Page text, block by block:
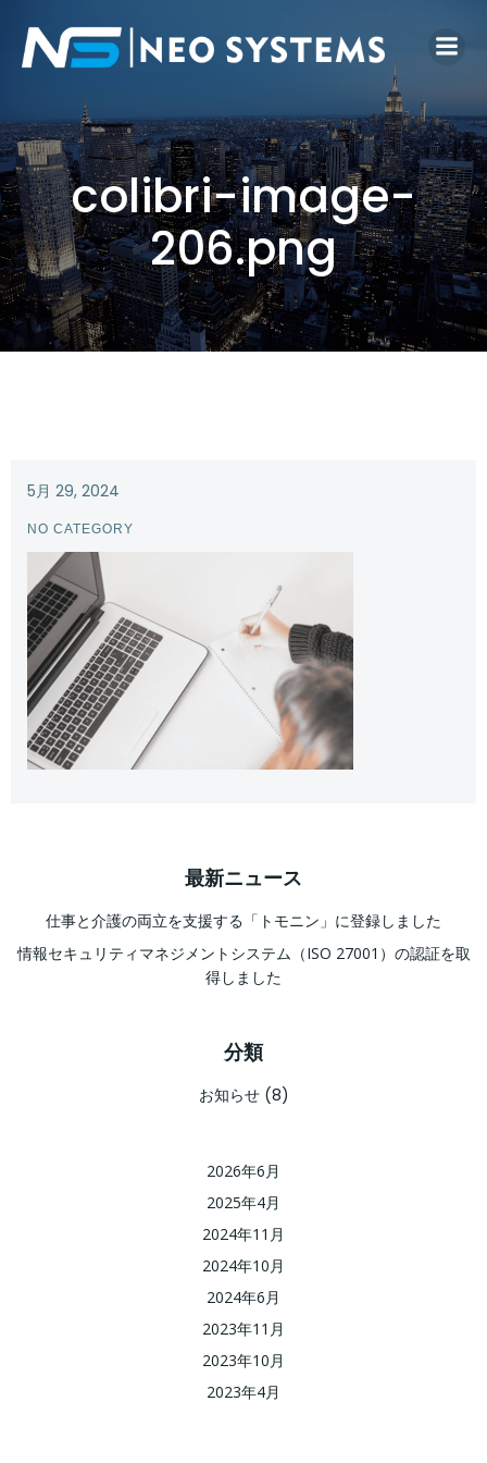
colibri-image-
206.png
5月 29, 2024
NO CATEGORY
最新ニュース
仕事と介護の両立を支援する「トモニン」に登録しました
情報セキュリティマネジメントシステム（ISO 27001）の認証を取
得しました
分類
お知らせ(8)
2026年6月
2025年4月
2024年11月
2024年10月
2024年6月
2023年11月
2023年10月
2023年4月